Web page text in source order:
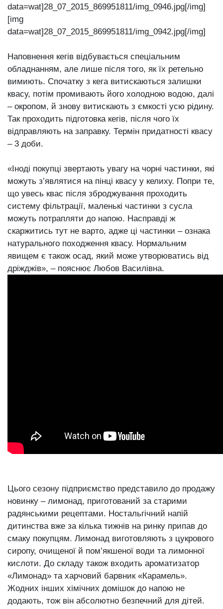
data=wat]28_07_2015_869951811/img_0946.jpg[/img]
[img
data=wat]28_07_2015_869951811/img_0942.jpg[/img]
Наповнення кегів відбувається спеціальним
обладнанням, але лише після того, як їх ретельно
вимиють. Спочатку з кега витискаються залишки
квасу, потім промивають його холодною водою, далі
‒ окропом, й знову витискають з ємкості усю рідину.
Так проходить підготовка кегів, після чого їх
відправляють на заправку. Термін придатності квасу
‒ 3 доби.
«Іноді покупці звертають увагу на чорні частинки, які
можуть з’являтися на пінці квасу у келиху. Попри те,
що увесь квас після зброджування проходить
систему фільтрації, маленькі частинки з сусла
можуть потрапляти до напою. Насправді ж
скаржитись тут не варто, адже ці частинки ‒ ознака
натурального походження квасу. Нормальним
явищем є також осад, який може утворюватись від
дріжджів», ‒ пояснює Любов Василівна.
Цього сезону підприємство представило до продажу
новинку ‒ лимонад, приготований за старими
радянськими рецептами. Ностальгічний напій
дитинства вже за кілька тижнів на ринку припав до
смаку покупцям. Лимонад виготовляють з цукрового
сиропу, очищеної й пом’якшеної води та лимонної
кислоти. До складу також входить ароматизатор
«Лимонад» та харчовий барвник «Карамель».
Жодних інших хімічних домішок до напою не
додають, тож він абсолютно безпечний для дітей.